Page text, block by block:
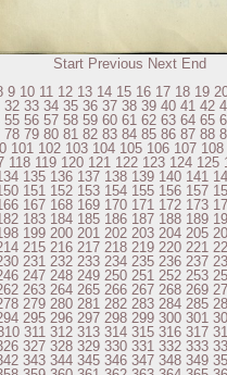
Start Previous Next End
9 10 11 12 13 14 15 16 17 18 19
32 33 34 35 36 37 38 39 40 41 42
55 56 57 58 59 60 61 62 63 64 65
78 79 80 81 82 83 84 85 86 87 88
101 102 103 104 105 106 107 108
118 119 120 121 122 123 124 125
135 136 137 138 139 140 141
151 152 153 154 155 156 157
167 168 169 170 171 172 173
183 184 185 186 187 188 189
199 200 201 202 203 204 205
215 216 217 218 219 220 221
231 232 233 234 235 236 237
247 248 249 250 251 252 253
263 264 265 266 267 268 269
279 280 281 282 283 284 285
295 296 297 298 299 300 301
311 312 313 314 315 316 317
327 328 329 330 331 332 333
343 344 345 346 347 348 349